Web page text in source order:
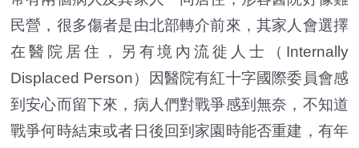
民營，很多傷者是由北部轉介前來，其家人會選擇
在醫院居住，另有境內流徙人士（Internally
Displaced Person）因醫院有紅十字國際委員會感
到安心而留下來，病人們對戰爭感到無奈，不知道
戰爭何時結束或者日後回到家園時能否重建，有年